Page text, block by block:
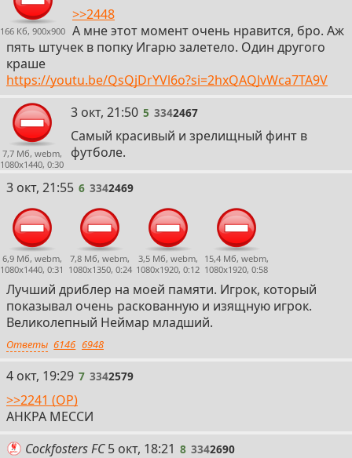
166 Кб, 900x900
>>2448
А мне этот момент очень нравится, бро. Аж
пять штучек в попку Игарю залетело. Один другого
краше
https://youtu.be/QsQjDrYVl6o?si=2hxQAQJvWca7TA9V
7,7 Мб, webm,
1080x1440, 0:30
5
3 окт, 21:50 5 3342467
Самый красивый и зрелищный финт в
футболе.
6
3 окт, 21:55 6 3342469
6,9 Мб, webm,
1080x1440, 0:31
7,8 Мб, webm,
1080x1350, 0:24
3,5 Мб, webm,
1080x1920, 0:12
15,4 Мб, webm,
1080x1920, 0:58
Лучший дриблер на моей памяти. Игрок, который
показывал очень раскованную и изящную игрок.
Великолепный Неймар младший.
Ответы 6146 6948
7
4 окт, 19:29 7 3342579
>>2241 (OP)
АНКРА МЕССИ
Cockfosters FC 8
5 окт, 18:21 8 3342690